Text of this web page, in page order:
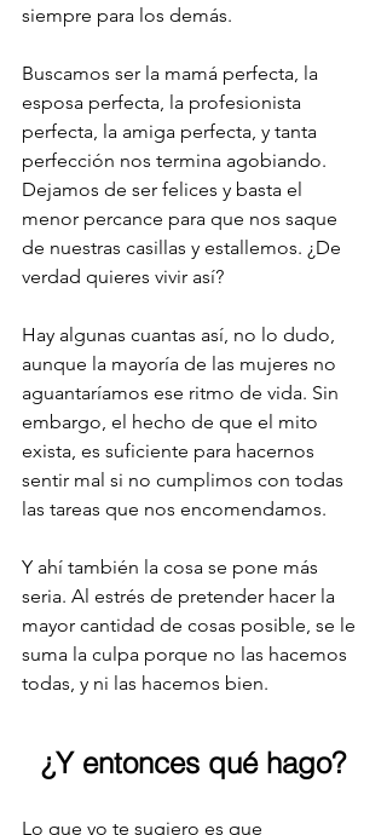
siempre para los demás.
Buscamos ser la mamá perfecta, la
esposa perfecta, la profesionista
perfecta, la amiga perfecta, y tanta
perfección nos termina agobiando.
Dejamos de ser felices y basta el
menor percance para que nos saque
de nuestras casillas y estallemos. ¿De
verdad quieres vivir así?
Hay algunas cuantas así, no lo dudo,
aunque la mayoría de las mujeres no
aguantaríamos ese ritmo de vida. Sin
embargo, el hecho de que el mito
exista, es suficiente para hacernos
sentir mal si no cumplimos con todas
las tareas que nos encomendamos.
Y ahí también la cosa se pone más
seria. Al estrés de pretender hacer la
mayor cantidad de cosas posible, se le
suma la culpa porque no las hacemos
todas, y ni las hacemos bien.
¿Y entonces qué hago?
Lo que yo te sugiero es que